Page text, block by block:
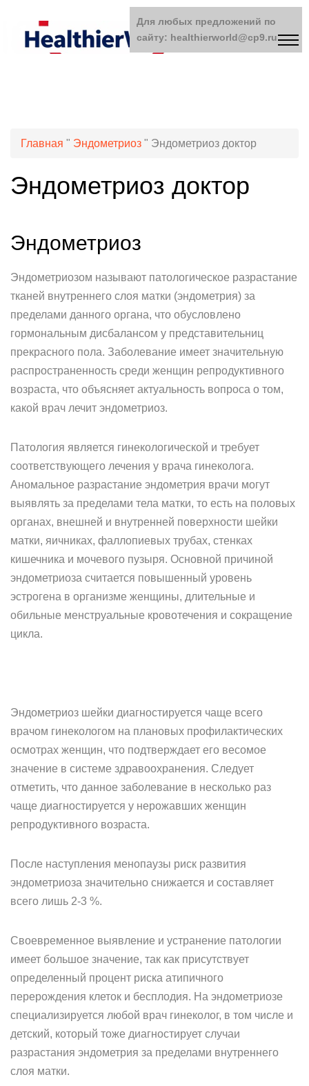
Главная " Эндометриоз " Эндометриоз доктор
Эндометриоз доктор
Эндометриоз
Эндометриозом называют патологическое разрастание
тканей внутреннего слоя матки (эндометрия) за
пределами данного органа, что обусловлено
гормональным дисбалансом у представительниц
прекрасного пола. Заболевание имеет значительную
распространенность среди женщин репродуктивного
возраста, что объясняет актуальность вопроса о том,
какой врач лечит эндометриоз.
Патология является гинекологической и требует
соответствующего лечения у врача гинеколога.
Аномальное разрастание эндометрия врачи могут
выявлять за пределами тела матки, то есть на половых
органах, внешней и внутренней поверхности шейки
матки, яичниках, фаллопиевых трубах, стенках
кишечника и мочевого пузыря. Основной причиной
эндометриоза считается повышенный уровень
эстрогена в организме женщины, длительные и
обильные менструальные кровотечения и сокращение
цикла.
Эндометриоз шейки диагностируется чаще всего
врачом гинекологом на плановых профилактических
осмотрах женщин, что подтверждает его весомое
значение в системе здравоохранения. Следует
отметить, что данное заболевание в несколько раз
чаще диагностируется у нерожавших женщин
репродуктивного возраста.
После наступления менопаузы риск развития
эндометриоза значительно снижается и составляет
всего лишь 2-3 %.
Своевременное выявление и устранение патологии
имеет большое значение, так как присутствует
определенный процент риска атипичного
перерождения клеток и бесплодия. На эндометриозе
специализируется любой врач гинеколог, в том числе и
детский, который тоже диагностирует случаи
разрастания эндометрия за пределами внутреннего
слоя матки.
Для любых предложений по
сайту: healthierworld@cp9.ru